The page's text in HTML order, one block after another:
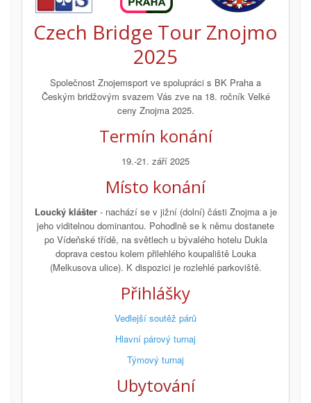
Czech Bridge Tour Znojmo
2025
Společnost Znojemsport ve spolupráci s BK Praha a
Českým bridžovým svazem Vás zve na 18. ročník Velké
ceny Znojma 2025.
Termín konání
19.-21. září 2025
Místo konání
Loucký klášter- nachází se v jižní (dolní) části Znojma a je
jeho viditelnou dominantou. Pohodlně se k němu dostanete
po Vídeňské třídě, na světlech u bývalého hotelu Dukla
doprava cestou kolem přilehlého koupaliště Louka
(Melkusova ulice). K dispozici je rozlehlé parkoviště.
Přihlášky
Vedlejší soutěž párů
Hlavní párový turnaj
Týmový turnaj
Ubytování